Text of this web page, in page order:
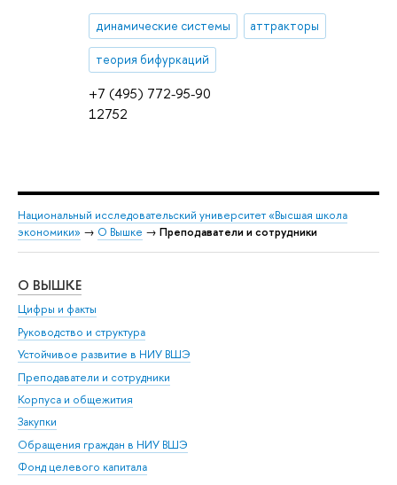
+7 (495) 772-95-90
12752
динамические системы аттракторы
теория бифуркаций
Национальный исследовательский университет «Высшая школа
экономики» → О Вышке → Преподаватели и сотрудники
О ВЫШКЕ
Цифры и факты
Руководство и структура
Устойчивое развитие в НИУ ВШЭ
Преподаватели и сотрудники
Корпуса и общежития
Закупки
Обращения граждан в НИУ ВШЭ
Фонд целевого капитала